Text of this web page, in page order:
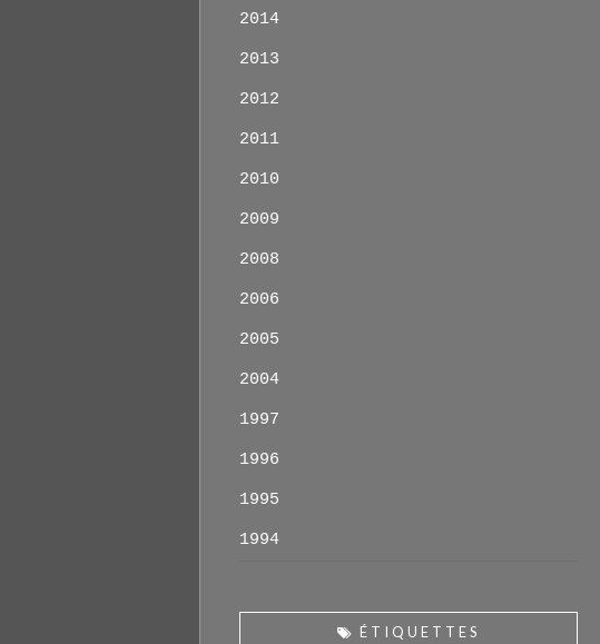
2014
2013
2012
2011
2010
2009
2008
2006
2005
2004
1997
1996
1995
1994
ÉTIQUETTES